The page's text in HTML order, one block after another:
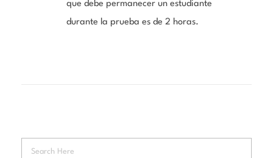
que debe permanecer un estudiante
durante la prueba es de 2 horas.